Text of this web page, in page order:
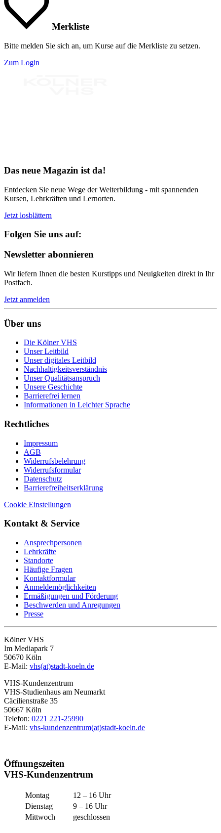
Merkliste
Bitte melden Sie sich an, um Kurse auf die Merkliste zu setzen.
Zum Login
Das neue Magazin ist da!
Entdecken Sie neue Wege der Weiterbildung - mit spannenden
Kursen, Lehrkräften und Lernorten.
Jetzt losblättern
Folgen Sie uns auf:
Newsletter abonnieren
Wir liefern Ihnen die besten Kurstipps und Neuigkeiten direkt in Ihr
Postfach.
Jetzt anmelden
Über uns
Die Kölner VHS
Unser Leitbild
Unser digitales Leitbild
Nachhaltigkeitsverständnis
Unser Qualitätsanspruch
Unsere Geschichte
Barrierefrei lernen
Informationen in Leichter Sprache
Rechtliches
Impressum
AGB
Widerrufsbelehrung
Widerrufsformular
Datenschutz
Barrierefreiheitserklärung
Cookie Einstellungen
Kontakt & Service
Ansprechpersonen
Lehrkräfte
Standorte
Häufige Fragen
Kontaktformular
Anmeldemöglichkeiten
Ermäßigungen und Förderung
Beschwerden und Anregungen
Presse
Kölner VHS
Im Mediapark 7
50670 Köln
E-Mail: vhs(at)stadt-koeln.de
VHS-Kundenzentrum
VHS-Studienhaus am Neumarkt
Cäcilienstraße 35
50667 Köln
Telefon: 0221 221-25990
E-Mail: vhs-kundenzentrum(at)stadt-koeln.de
Öffnungszeiten
VHS-Kundenzentrum
Montag
12 – 16 Uhr
Dienstag
9 – 16 Uhr
Mittwoch
geschlossen